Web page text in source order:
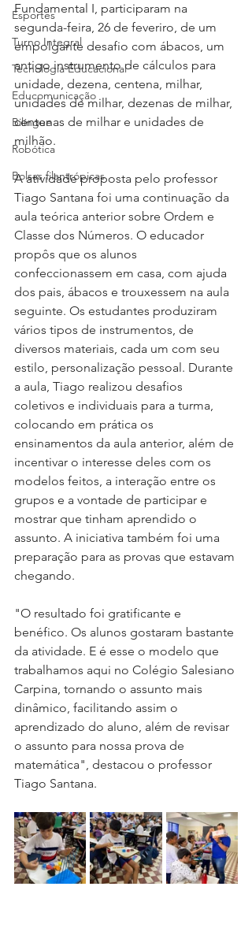
Esportes
Turno Integral
Tecnologia Educacional
Educomunicação
Bilíngue
Robótica
Bolsas filantrópicas
Fundamental I, participaram na
segunda-feira, 26 de feveriro, de um
empolgante desafio com ábacos, um
antigo instrumento de cálculos para
unidade, dezena, centena, milhar,
unidades de milhar, dezenas de milhar,
centenas de milhar e unidades de
milhão.
A atividade proposta pelo professor
Tiago Santana foi uma continuação da
aula teórica anterior sobre Ordem e
Classe dos Números. O educador
propôs que os alunos
confeccionassem em casa, com ajuda
dos pais, ábacos e trouxessem na aula
seguinte. Os estudantes produziram
vários tipos de instrumentos, de
diversos materiais, cada um com seu
estilo, personalização pessoal. Durante
a aula, Tiago realizou desafios
coletivos e individuais para a turma,
colocando em prática os
ensinamentos da aula anterior, além de
incentivar o interesse deles com os
modelos feitos, a interação entre os
grupos e a vontade de participar e
mostrar que tinham aprendido o
assunto. A iniciativa também foi uma
preparação para as provas que estavam
chegando.
"O resultado foi gratificante e
benéfico. Os alunos gostaram bastante
da atividade. E é esse o modelo que
trabalhamos aqui no Colégio Salesiano
Carpina, tornando o assunto mais
dinâmico, facilitando assim o
aprendizado do aluno, além de revisar
o assunto para nossa prova de
matemática", destacou o professor
Tiago Santana.